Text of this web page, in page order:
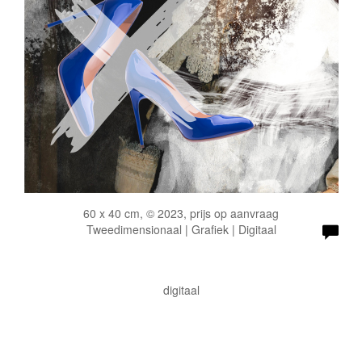
60 x 40 cm, © 2023, prijs op aanvraag
Tweedimensionaal | Grafiek | Digitaal
digitaal